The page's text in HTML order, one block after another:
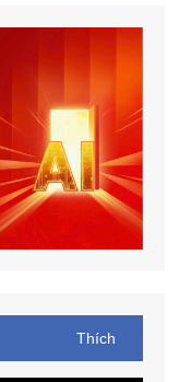
Thích